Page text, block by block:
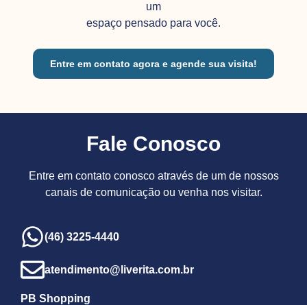
um
espaço pensado para você.
Entre em contato agora e agende sua visita!
Fale Conosco
Entre em contato conosco através de um de nossos
canais de comunicação ou venha nos visitar.
(46) 3225-4440
atendimento@liverita.com.br
PB Shopping